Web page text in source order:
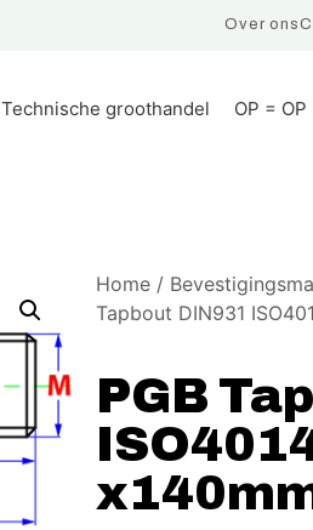
Over ons
Technische groothandel OP = OP
Home /
Tapbout DIN931
PGB